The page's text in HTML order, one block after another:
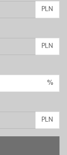
PLN
PLN
%
PLN